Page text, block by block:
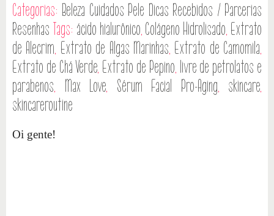
Categorias: Beleza Cuidados Pele Dicas Recebidos / Parcerias
Resenhas Tags: ácido hialurônico, Colágeno Hidrolisado, Extrato
de Alecrim, Extrato de Algas Marinhas, Extrato de Camomila,
Extrato de Chá Verde, Extrato de Pepino, livre de petrolatos e
parabenos, Max Love, Sérum Facial Pro-Aging, skincare,
skincareroutine
Oi gente!